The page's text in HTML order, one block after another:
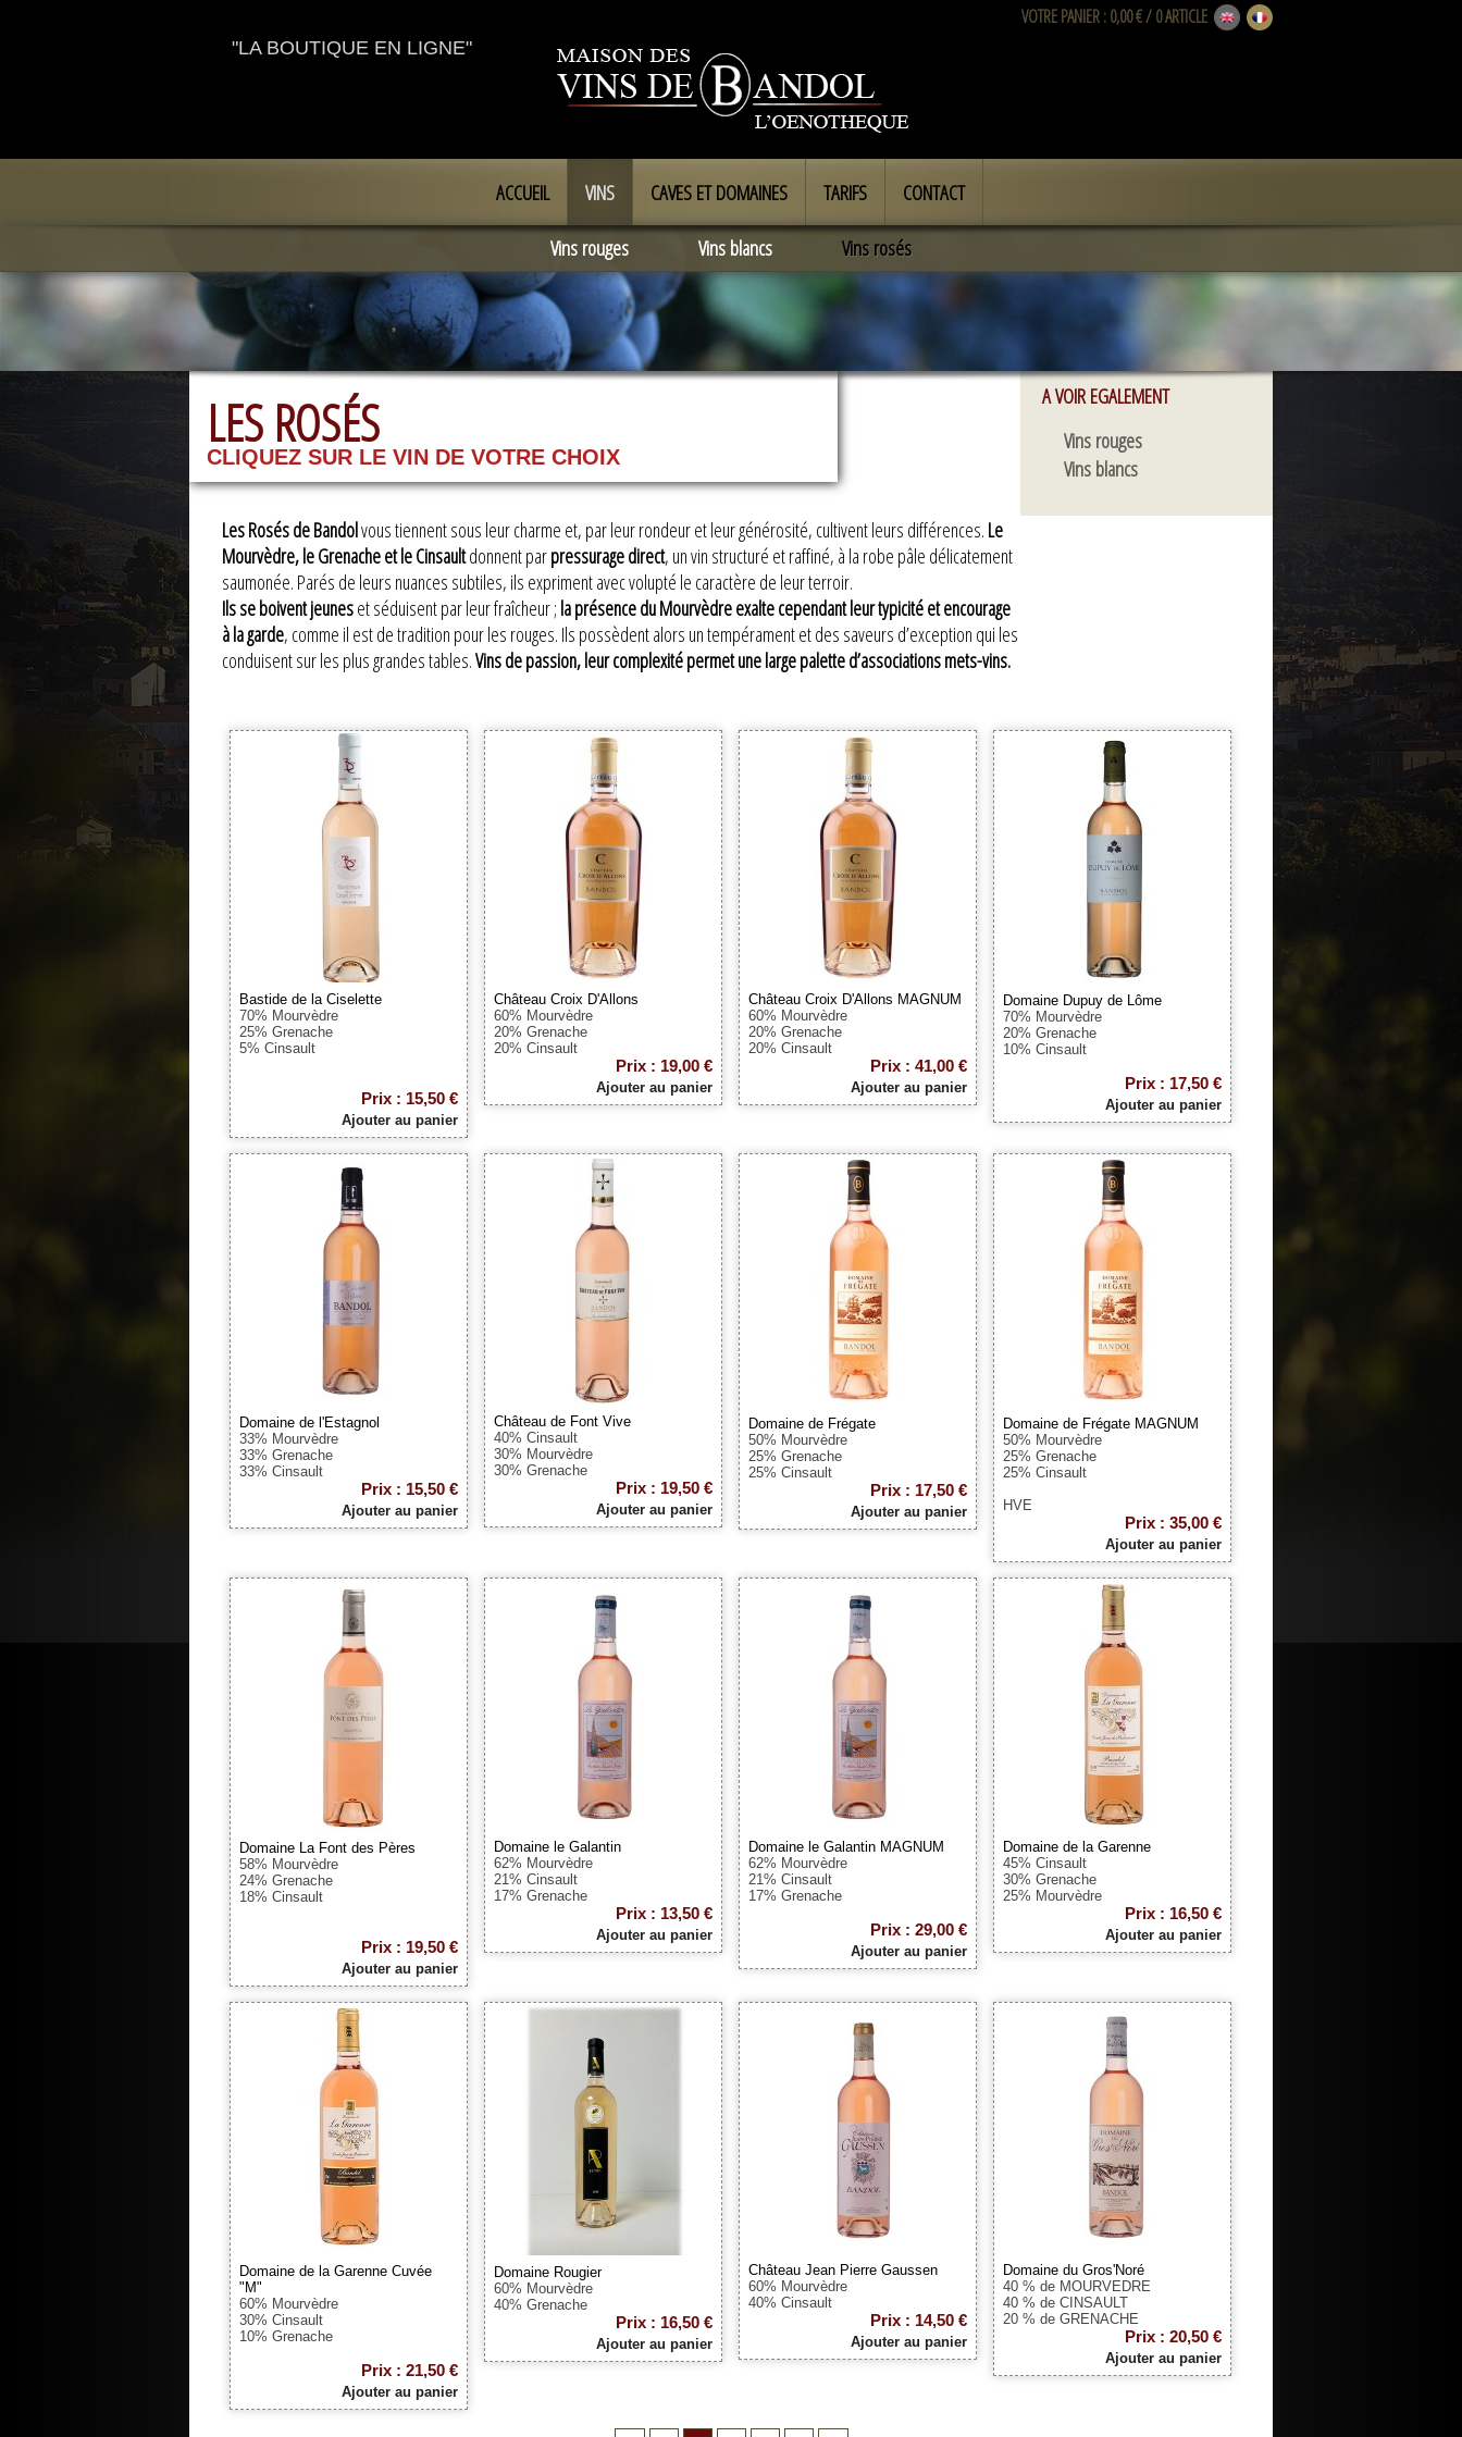
"LA BOUTIQUE EN LIGNE"
VOTRE PANIER: 0,00 € / 0 ARTICLE
ACCUEIL
VINS
Vins rouges
Vins blancs Vins rosés
CAVES ET DOMAINES TARIFS CONTACT
LES ROSÉS
CLIQUEZ SUR LE VIN DE VOTRE CHOIX
A VOIR EGALEMENT
Vins rouges
Vins blancs
Les Rosés de Bandolvous tiennent sous leur charme et, par leur rondeur et leur générosité, cultivent leurs différences. Le
Mourvèdre, le Grenache et le Cinsaultdonnent parpressurage direct, un vin structuré et raffiné, à la robe pâle délicatement
saumonée. Parés de leurs nuances subtiles, ils expriment avec volupté le caractère de leur terroir.
Ils se boivent jeuneset séduisent par leur fraîcheur ; la présence du Mourvèdre exalte cependant leur typicité et encourage
à la garde, comme il est de tradition pour les rouges. Ils possèdent alors un tempérament et des saveurs d’exception qui les
conduisent sur les plus grandes tables.Vins de passion, leur complexité permet une large palette d’associations mets-vins.
Bastide de la Ciselette
70% Mourvèdre
25% Grenache
5% Cinsault
Prix : 15,50 €
Ajouter au panier
Château Croix D'Allons
60% Mourvèdre
20% Grenache
20% Cinsault
Prix : 19,00 €
Ajouter au panier
Château Croix D'Allons MAGNUM
60% Mourvèdre
20% Grenache
20% Cinsault
Prix : 41,00 €
Ajouter au panier
Domaine Dupuy de Lôme
70% Mourvèdre
20% Grenache
10% Cinsault
Prix : 17,50 €
Ajouter au panier
Domaine de l'Estagnol
33% Mourvèdre
33% Grenache
33% Cinsault
Prix : 15,50 €
Ajouter au panier
Château de Font Vive
40% Cinsault
30% Mourvèdre
30% Grenache
Prix : 19,50 €
Ajouter au panier
Domaine de Frégate
50% Mourvèdre
25% Grenache
25% Cinsault
Prix : 17,50 €
Ajouter au panier
Domaine de Frégate MAGNUM
50% Mourvèdre
25% Grenache
25% Cinsault
HVE
Prix : 35,00 €
Ajouter au panier
Domaine La Font des Pères
58% Mourvèdre
24% Grenache
18% Cinsault
Prix : 19,50 €
Ajouter au panier
Domaine le Galantin
62% Mourvèdre
21% Cinsault
17% Grenache
Prix : 13,50 €
Ajouter au panier
Domaine le Galantin MAGNUM
62% Mourvèdre
21% Cinsault
17% Grenache
Prix : 29,00 €
Ajouter au panier
Domaine de la Garenne
45% Cinsault
30% Grenache
25% Mourvèdre
Prix : 16,50 €
Ajouter au panier
Domaine de la Garenne Cuvée
"M"
60% Mourvèdre
30% Cinsault
10% Grenache
Prix : 21,50 €
Ajouter au panier
Domaine Rougier
60% Mourvèdre
40% Grenache
Prix : 16,50 €
Ajouter au panier
Château Jean Pierre Gaussen
60% Mourvèdre
40% Cinsault
Prix : 14,50 €
Ajouter au panier
Domaine du Gros'Noré
40 % de MOURVEDRE
40 % de CINSAULT
20 % de GRENACHE
Prix : 20,50 €
Ajouter au panier